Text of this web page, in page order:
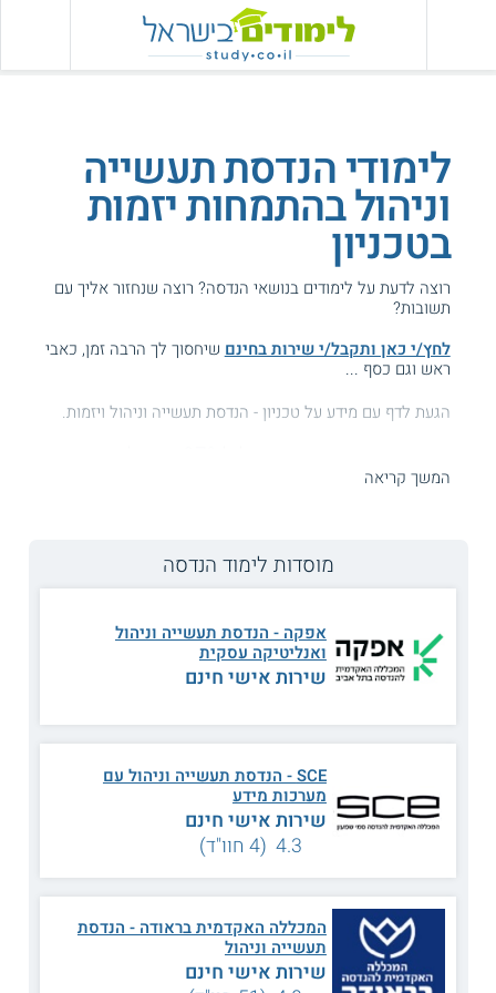
לימודי הנדסת תעשייה
וניהול בהתמחות יזמות
בטכניון
רוצה לדעת על לימודים בנושאי הנדסה? רוצה שנחזור אליך עם
תשובות?
לחץ/י כאן ותקבל/י שירות בחינם שיחסוך לך הרבה זמן, כאבי
ראש וגם כסף ...
הגעת לדף עם מידע על טכניון - הנדסת תעשייה וניהול ויזמות.
עזרנו גם לך? דרג אותנו:
לימודי הנדסת תעשייה וניהול במגמת התמחות יזמות בטכניון
יזמות מתקדמת
הנדסת תעשייה וניהול הוא תחום רחב אשר מכיל גורמים שונים,
שונים של הנדסה, לרבות הנדסת טכנולוגיה והנדסת תהליכים.
העוסקים במקצוע זה צריכים להיות בעלי ידע רב מדיסציפלינות
שונות, הן מתחום הכלכלה ומנהל העסקים והן מתחום מדעי
החברה ומשאבי האנוש.
הואיל ולימודי הנדסת תעשייה וניהול חולשים על נושאים רבים,
הלומדים תחום זה צריכים להתמחות ולהתמקד בהיבט אחד מתוכו.
התמחות ביזמות מתמקדת בעולם העסקים והסטארט־אפ
ובאפשרויות השונות להמציא פרויקטים, לזהות אפשרויות עסקיות
ולפתח אותן. מחד גיסא, הראייה ההנדסית על עולם היזמות מקנה
ללומדים התמחות זו פרספקטיבה רחבה על תהליכים אפשריים
ועל יישומם, ומאידך גיסא היא מקנה להם את היכולת לחקור את
הפרטים הקטנים ולייעל אותם.
המשך קריאה
מוסדות לימוד הנדסה
אפקה - הנדסת תעשייה וניהול
ואנליטיקה עסקית
שירות אישי חינם
SCE - הנדסת תעשייה וניהול עם
מערכות מידע
שירות אישי חינם
4.3 (4 חוו"ד)
המכללה האקדמית בראודה - הנדסת
תעשייה וניהול
שירות אישי חינם